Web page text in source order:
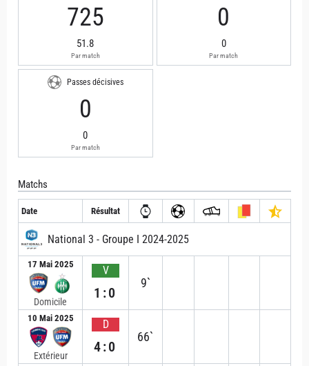
725
51.8
Par match
0
0
Par match
Passes décisives
0
0
Par match
Matchs
Date Résultat
National 3 - Groupe I 2024-2025
17 Mai 2025
Domicile
V
1:0
9`
10 Mai 2025
Extérieur
D
4:0
66`